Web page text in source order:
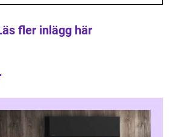
fler inlägg här